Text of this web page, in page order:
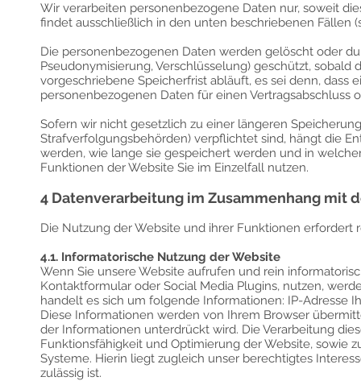
Wir verarbeiten personenbezogene Daten nur, soweit
findet ausschließlich in den unten beschriebenen Fällen
Die personenbezogenen Daten werden gelöscht oder
Pseudonymisierung, Verschlüsselung) geschützt,
vorgeschriebene Speicherfrist abläuft, es sei denn, dass
personenbezogenen Daten für einen Vertragsabschluss
Sofern wir nicht gesetzlich zu einer längeren
Strafverfolgungsbehörden) verpflichtet sind, hängt die
werden, wie lange sie gespeichert werden und in
Funktionen der Website Sie im Einzelfall nutzen.
4 Datenverarbeitung im Zusammenhang mit
Die Nutzung der Website und ihrer Funktionen
4.1. Informatorische Nutzung der Website
Wenn Sie unsere Website aufrufen und rein
Kontaktformular oder Social Media Plugins, nutzen,
handelt es sich um folgende Informationen: IP-Adresse
Diese Informationen werden von Ihrem Browser
der Informationen unterdrückt wird. Die Verarbeitung
Funktionsfähigkeit und Optimierung der Website, sowie
Systeme. Hierin liegt zugleich unser berechtigtes
zulässig ist.